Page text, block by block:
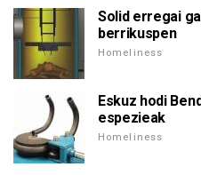
Solid erregai
berrikuspen
Homeliness
Eskuz hodi
espezieak
Homeliness